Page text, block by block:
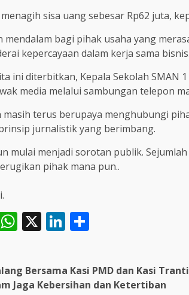
menagih sisa uang sebesar Rp62 juta,
mendalam bagi pihak usaha yang
kepercayaan dalam kerja sama bisnis.
ini diterbitkan, Kepala Sekolah
media melalui sambungan telepon
masih terus berupaya menghubungi
jurnalistik yang berimbang.
mulai menjadi sorotan publik.
pihak mana pun..
WhatsApp
X LinkedIn
Bersama Kasi PMD dan Kasi
Jaga Kebersihan dan Ketertiban